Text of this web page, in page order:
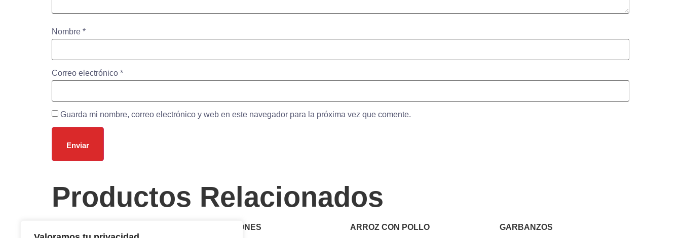
Nombre *
Correo electrónico *
Guarda mi nombre, correo electrónico y web en este navegador para la próxima vez que comente.
Productos Relacionados
BONITO
MACARRONES ARROZ CON POLLO GARBANZOS